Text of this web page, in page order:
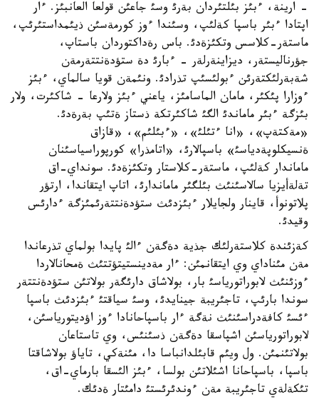
- ارينة، ءبئز بئلتئردان بةرئ وسئ جاعئن قولعا العانبئز. ءار
اپتادا ءبئر باسپا كةلئپ، وسئندا ءوز كورمةسئن ذيئمداستئرئپ،
ماستةر-كلاسس وتكئزةدئ. باس رةداكتوردان باستاپ،
جؤرناليستةر، ديزاينةرلةر - ءبارئ دة ستؤدةنتتةرمةن
شةبةرلئكتةرئن ءبولئسئپ تذرادئ. ونئمةن قويا سالماي، ءبئز
ءوزارا پئكئر، مامان الماسامئز، ياعني ءبئز ولارعا - شاكئرت، ولار
بئزگة ءبئر ماماندئ الگئ شاكئرتكة ذستاز ةتئپ بةرةدئ.
«مةكتةپ»، «انا ءتئلئ»، «ءبئلئم»، «قازاق
ةنسيكلوپةدياسئ» باسپالارئ، «اتامذرا» كورپوراسياسئنان
ماماندار كةلئپ، ماستةر-كلاستار وتكئزةدئ. سونداي-اق
تةلةأيزيا سالاسئنئث بئلگئر ماماندارئ، اتاپ ايتقاندا، ارتؤر
پلاتونوأ، قاينار ولجايلار ءبئزدئث ستؤدةنتتةرئمئزگة ءدارئس
وقيدئ.
كةزئندة كلاستةرلئك جذية دةگةن ءالئ پايدا بولماي تذرعاندا
مةن مئناداي وي ايتقانمئن: ءار مةدينستيتؤتتئث ةمحانالاردا
ءوزئنئث لابوراتورياسئ بار، بولاشاق دارئگةر بولاتئن ستؤدةنتتةر
سوندا بارئپ، تاجئريبة جينايدئ، وسئ سياقتئ ءبئزدئث باسپا
ءئسئ كافةدراسئنئث نةگة ءار باسپاحانادا ءوز اؤديتورياسئن،
لابوراتورياسئن اشپاسقا دةگةن ذسئنئس، وي تاستاعان
بولاتئنمئن. ول ويئم قابئلدانباسا دا، مئنةكي، تاياؤ بولاشاقتا
باسپا، باسپاحانا اشئلاتئن بولسا، ءبئز الئسقا بارماي-اق،
تئكةلةي تاجئريبة مةن ءوندئرئستئ دامئتار ةدئك.